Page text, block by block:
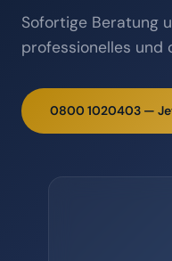
Sofortige Beratung
professionelles und
0800 1020403 —